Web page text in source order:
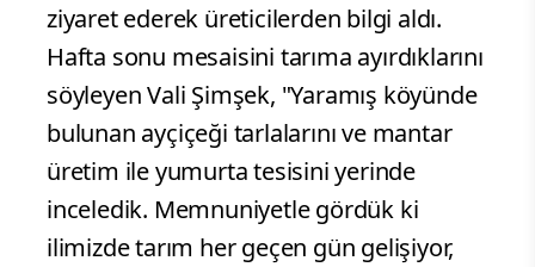
ziyaret ederek üreticilerden bilgi aldı.
Hafta sonu mesaisini tarıma ayırdıklarını
söyleyen Vali Şimşek, "Yaramış köyünde
bulunan ayçiçeği tarlalarını ve mantar
üretim ile yumurta tesisini yerinde
inceledik. Memnuniyetle gördük ki
ilimizde tarım her geçen gün gelişiyor,